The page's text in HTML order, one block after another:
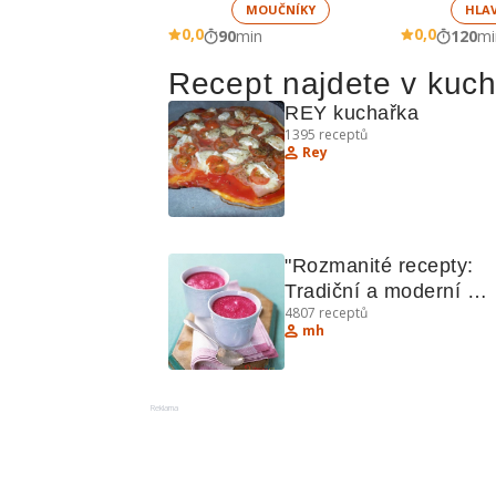
MOUČNÍKY
0,0 90min 0,0 120
Recept najdete v
REY kuchařka
1395 receptů
Rey
"Rozmanité recepty:
Tradiční a moderní
pokrmy"
4807 receptů
mh
Reklama